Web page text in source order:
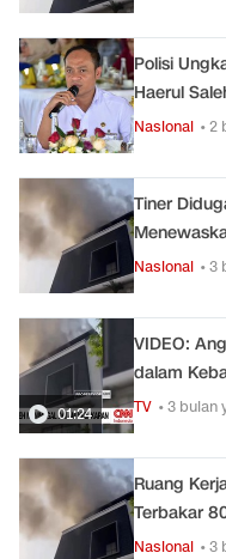
Polisi
Haerul
Nasional • 2
Tiner
Nasional • 3
01:24
VIDEO:
dalam
TV • 3 bulan
Ruang
Terbakar
Nasional • 3